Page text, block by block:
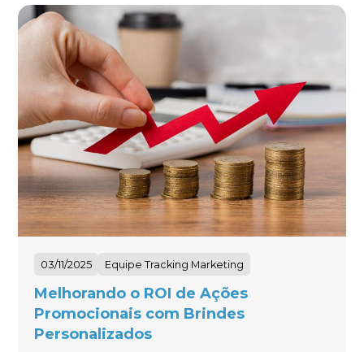
03/11/2025 Equipe Tracking Marketing
Melhorando o ROI de Ações
Promocionais com Brindes
Personalizados